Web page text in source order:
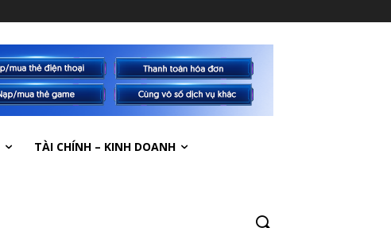
TÀI CHÍNH – KINH DOANH